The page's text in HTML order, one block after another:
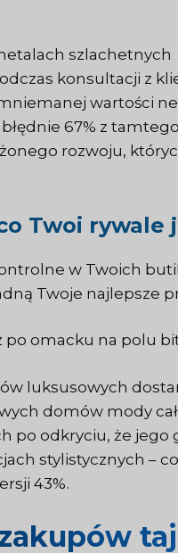
szlachetnych
konsultacji z
wartości
67% z
rozwoju,
Twoi rywale
w Twoich
Twoje najlepsze
po omacku na polu
luksusowych
domów mody
odkryciu, że jego
stylistycznych –
43%.